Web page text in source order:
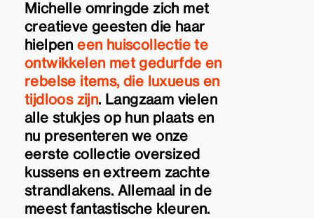
Michelle omringde zich met
creatieve geesten die haar
hielpeneen huiscollectie te
ontwikkelen met gedurfde en
rebelse items, die luxueus en
tijdloos zijn. Langzaam vielen
alle stukjes op hun plaats en
nu presenteren we onze
eerste collectie oversized
kussens en extreem zachte
strandlakens. Allemaal in de
meest fantastische kleuren.